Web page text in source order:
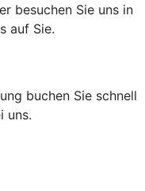
besuchen Sie uns in
auf Sie.
buchen Sie schnell
uns.